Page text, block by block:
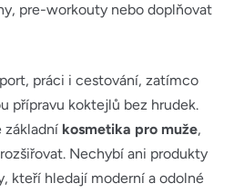
pre-workouty nebo doplňovat
práci i cestování, zatímco
přípravu koktejlů bez hrudek.
základní kosmetika pro muže,
Nechybí ani produkty
kteří hledají moderní a odolné